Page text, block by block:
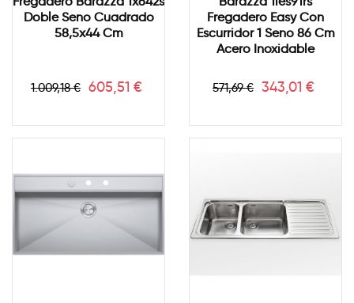
Doble Seno Cuadrado
58,5x44 Cm
Precio
1.009,18 € Precio
605,51 €
Fregadero Easy Con
Escurridor 1 Seno 86 Cm
Acero Inoxidable
Precio
571,69 € Precio
343,01 €